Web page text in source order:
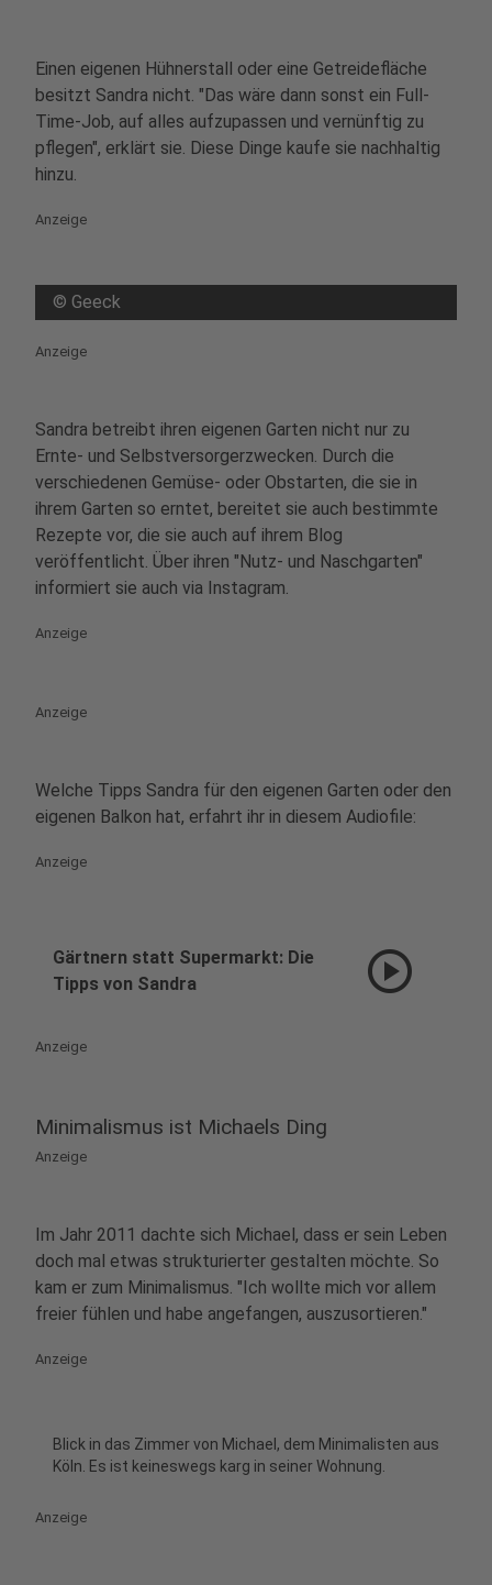
Einen eigenen Hühnerstall oder eine Getreidefläche
besitzt Sandra nicht. "Das wäre dann sonst ein Full-
Time-Job, auf alles aufzupassen und vernünftig zu
pflegen", erklärt sie. Diese Dinge kaufe sie nachhaltig
hinzu.
Anzeige
© Geeck
Anzeige
Sandra betreibt ihren eigenen Garten nicht nur zu
Ernte- und Selbstversorgerzwecken. Durch die
verschiedenen Gemüse- oder Obstarten, die sie in
ihrem Garten so erntet, bereitet sie auch bestimmte
Rezepte vor, die sie auch auf ihrem Blog
veröffentlicht. Über ihren "Nutz- und Naschgarten"
informiert sie auch via Instagram.
Anzeige
Anzeige
Welche Tipps Sandra für den eigenen Garten oder den
eigenen Balkon hat, erfahrt ihr in diesem Audiofile:
Anzeige
Gärtnern statt Supermarkt: Die
Tipps von Sandra
play_circle
Anzeige
Minimalismus ist Michaels Ding
Anzeige
Im Jahr 2011 dachte sich Michael, dass er sein Leben
doch mal etwas strukturierter gestalten möchte. So
kam er zum Minimalismus. "Ich wollte mich vor allem
freier fühlen und habe angefangen, auszusortieren."
Anzeige
Blick in das Zimmer von Michael, dem Minimalisten aus
Köln. Es ist keineswegs karg in seiner Wohnung.
Anzeige